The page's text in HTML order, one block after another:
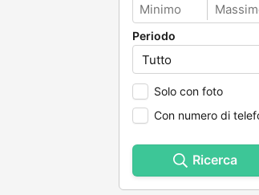
Periodo
Solo con foto
Con numero di
Ricerca